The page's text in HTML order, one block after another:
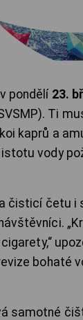
pondělí 23.
Ti
kaprů a
vody
čisticí četu i
bohaté
samotné